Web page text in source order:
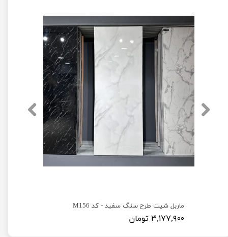
ماربل شیت طرح سنگ سفید - کد M156
۳,۱۷۷,۹۰۰ تومان